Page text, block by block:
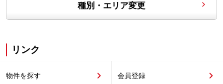
種別・エリア変更
リンク
物件を探す 会員登録